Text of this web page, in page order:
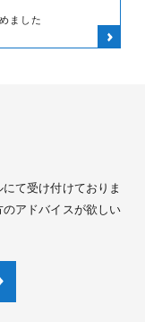
ました
て受け付けておりま
アドバイスが欲しい